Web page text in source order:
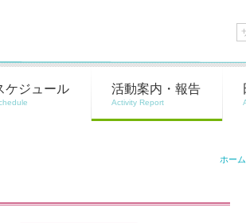
ケジュール 活動案内・報告
ホーム